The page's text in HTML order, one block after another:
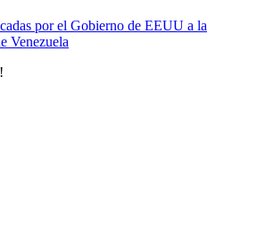
por el Gobierno de EEUU a la
Venezuela